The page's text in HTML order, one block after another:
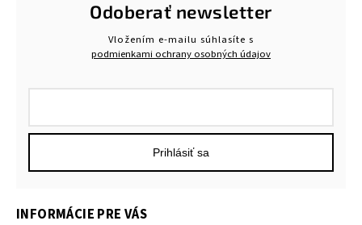
Odoberať newsletter
Vložením e-mailu súhlasíte s
podmienkami ochrany osobných údajov
Prihlásiť sa
INFORMÁCIE PRE VÁS